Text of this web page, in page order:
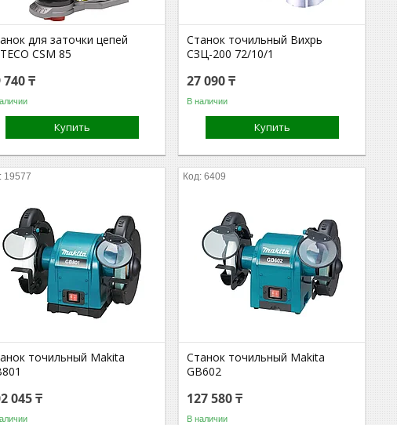
для заточки цепей
CSM 85
740 ₸
Купить
Станок точильный Вихрь
СЗЦ-200 72/10/1
27 090 ₸
В наличии
Купить
19577
точильный Makita
045 ₸
6409
Станок точильный Makita
GB602
127 580 ₸
В наличии